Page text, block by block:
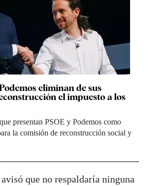
eliminan de sus
el impuesto a los
presentan PSOE y Podemos como
la comisión de reconstrucción social y
que no respaldaría ninguna